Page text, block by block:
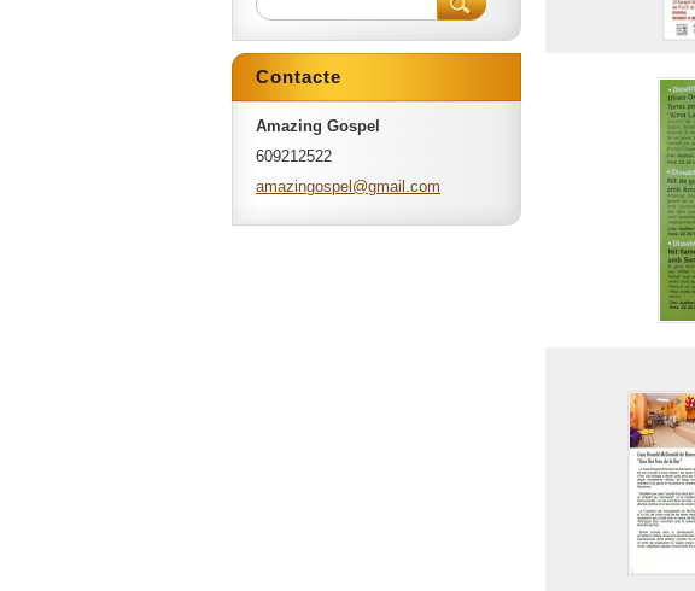
Contacte
Amazing Gospel
609212522
amazingospel@gmail.com